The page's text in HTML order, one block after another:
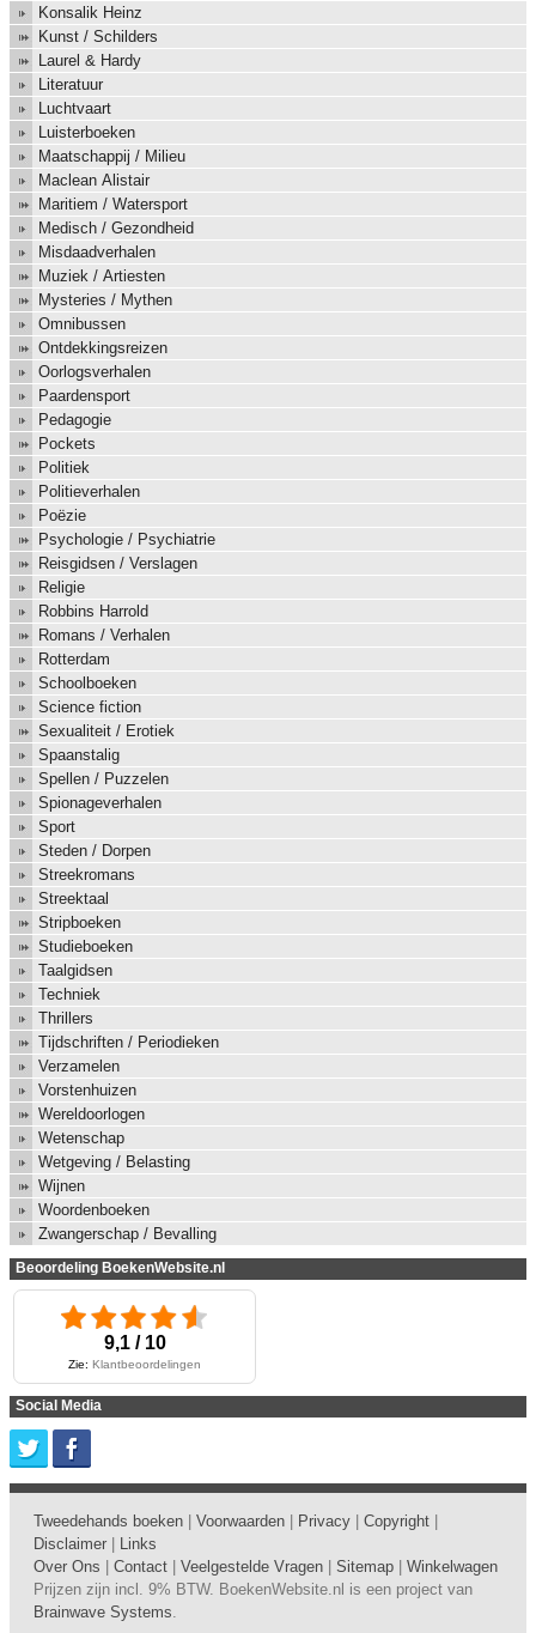
Konsalik Heinz
Kunst / Schilders
Laurel & Hardy
Literatuur
Luchtvaart
Luisterboeken
Maatschappij / Milieu
Maclean Alistair
Maritiem / Watersport
Medisch / Gezondheid
Misdaadverhalen
Muziek / Artiesten
Mysteries / Mythen
Omnibussen
Ontdekkingsreizen
Oorlogsverhalen
Paardensport
Pedagogie
Pockets
Politiek
Politieverhalen
Poëzie
Psychologie / Psychiatrie
Reisgidsen / Verslagen
Religie
Robbins Harrold
Romans / Verhalen
Rotterdam
Schoolboeken
Science fiction
Sexualiteit / Erotiek
Spaanstalig
Spellen / Puzzelen
Spionageverhalen
Sport
Steden / Dorpen
Streekromans
Streektaal
Stripboeken
Studieboeken
Taalgidsen
Techniek
Thrillers
Tijdschriften / Periodieken
Verzamelen
Vorstenhuizen
Wereldoorlogen
Wetenschap
Wetgeving / Belasting
Wijnen
Woordenboeken
Zwangerschap / Bevalling
Beoordeling BoekenWebsite.nl
9,1 / 10
Zie: Klantbeoordelingen
Social Media
Tweedehands boeken Voorwaarden Privacy Copyright
Disclaimer
Links
Over Ons
Contact Veelgestelde Vragen Sitemap
Winkelwagen
Prijzen zijn incl. 9% BTW. BoekenWebsite.nl is een project van
Brainwave Systems.